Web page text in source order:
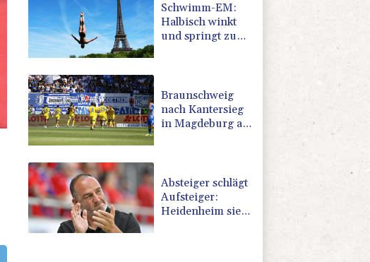
Schwimm-EM:
Halbisch winkt
und springt zu
Braunschweig
nach Kantersieg
in Magdeburg an
Absteiger schlägt
Aufsteiger:
Heidenheim siegt